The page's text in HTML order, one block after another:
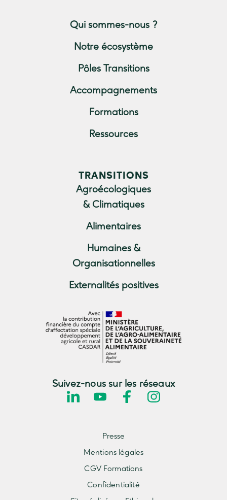
Qui sommes-nous ?
Notre écosystème
Pôles Transitions
Accompagnements
Formations
Ressources
TRANSITIONS
Agroécologiques
& Climatiques
Alimentaires
Humaines &
Organisationnelles
Externalités positives
Suivez-nous sur les réseaux
Presse
Mentions légales
CGV Formations
Confidentialité